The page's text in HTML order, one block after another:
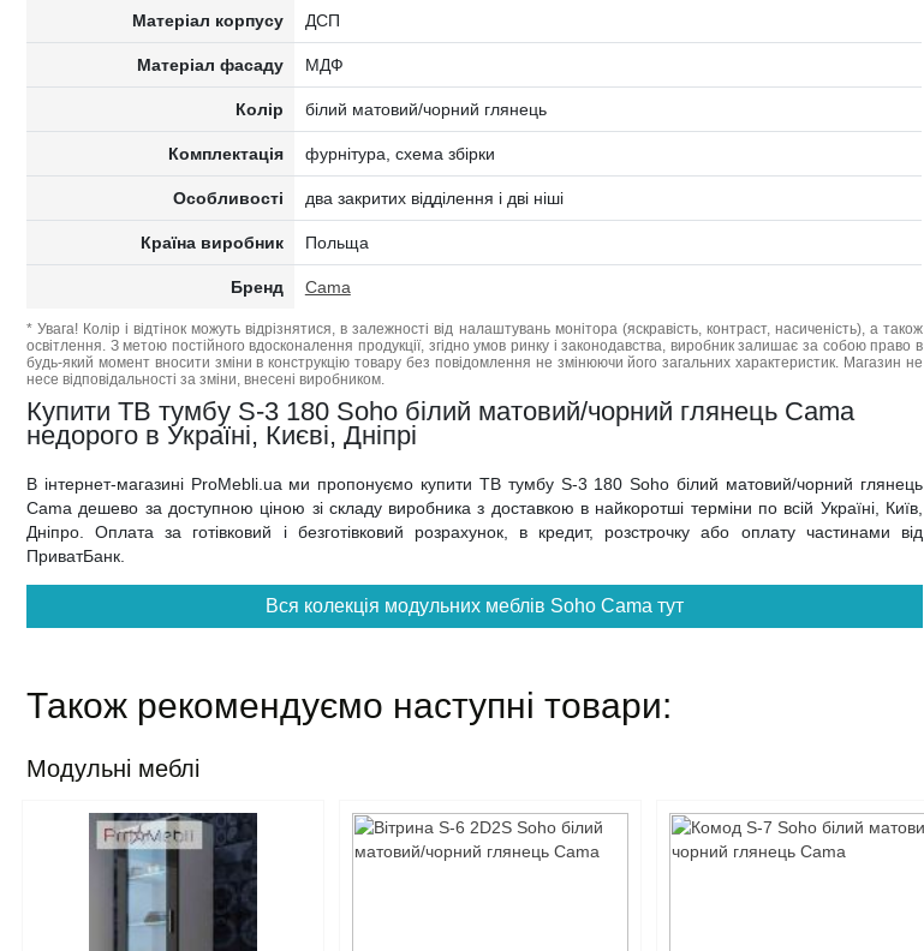
Матеріал корпусу ДСП
Матеріал фасаду МДФ
Колір білий матовий/чорний глянець
Комплектація фурнітура, схема збірки
Особливості два закритих відділення і дві ніші
Країна виробник Польща
Бренд Cama
* Увага! Колір і відтінок можуть відрізнятися, в залежності від налаштувань монітора (яскравість, контраст, насиченість), а також
освітлення. З метою постійного вдосконалення продукції, згідно умов ринку і законодавства, виробник залишає за собою право в
будь-який момент вносити зміни в конструкцію товару без повідомлення не змінюючи його загальних характеристик. Магазин не
несе відповідальності за зміни, внесені виробником.
Купити ТВ тумбу S-3 180 Soho білий матовий/чорний глянець Cama
недорого в Україні, Києві, Дніпрі
В інтернет-магазині ProMebli.ua ми пропонуємо купити ТВ тумбу S-3 180 Soho білий матовий/чорний глянець
Cama дешево за доступною ціною зі складу виробника з доставкою в найкоротші терміни по всій Україні, Київ,
Дніпро. Оплата за готівковий і безготівковий розрахунок, в кредит, розстрочку або оплату частинами від
ПриватБанк.
Вся колекція модульних меблів Soho Cama тут
Також рекомендуємо наступні товари:
Модульні меблі